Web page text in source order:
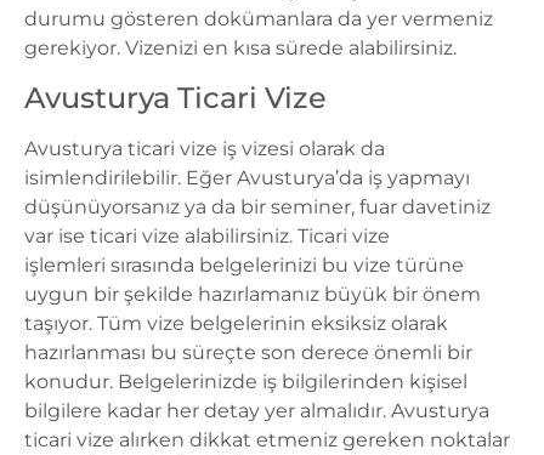
durumu gösteren dokümanlara da yer vermeniz
gerekiyor. Vizenizi en kısa sürede alabilirsiniz.
Avusturya Ticari Vize
Avusturya ticari vize iş vizesi olarak da
isimlendirilebilir. Eğer Avusturya’da iş yapmayı
düşünüyorsanız ya da bir seminer, fuar davetiniz
var ise ticari vize alabilirsiniz. Ticari vize
işlemleri sırasında belgelerinizi bu vize türüne
uygun bir şekilde hazırlamanız büyük bir önem
taşıyor. Tüm vize belgelerinin eksiksiz olarak
hazırlanması bu süreçte son derece önemli bir
konudur. Belgelerinizde iş bilgilerinden kişisel
bilgilere kadar her detay yer almalıdır. Avusturya
ticari vize alırken dikkat etmeniz gereken noktalar